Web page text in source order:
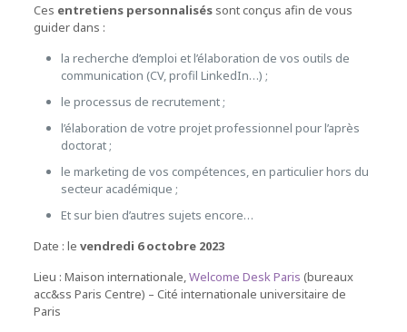
Ces entretiens personnaliséssont conçus afin de vous
guider dans :
la recherche d’emploi et l’élaboration de vos outils de
communication (CV, profil LinkedIn…) ;
le processus de recrutement ;
l’élaboration de votre projet professionnel pour l’après
doctorat ;
le marketing de vos compétences, en particulier hors du
secteur académique ;
Et sur bien d’autres sujets encore…
Date : le vendredi 6 octobre 2023
Lieu : Maison internationale,Welcome Desk Paris (bureaux
acc&ss Paris Centre) – Cité internationale universitaire de
Paris